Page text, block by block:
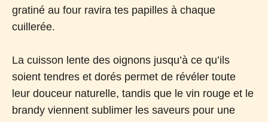
gratiné au four ravira tes papilles à chaque
cuillerée.
La cuisson lente des oignons jusqu’à ce qu’ils
soient tendres et dorés permet de révéler toute
leur douceur naturelle, tandis que le vin rouge et le
brandy viennent sublimer les saveurs pour une